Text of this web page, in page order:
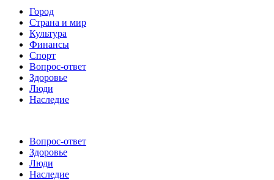
Город
Страна и мир
Культура
Финансы
Спорт
Вопрос-ответ
Здоровье
Люди
Наследие
Вопрос-ответ
Здоровье
Люди
Наследие